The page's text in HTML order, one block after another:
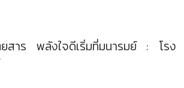
าร พลังใจดีเริ่มที่มนารมย์ : โรง